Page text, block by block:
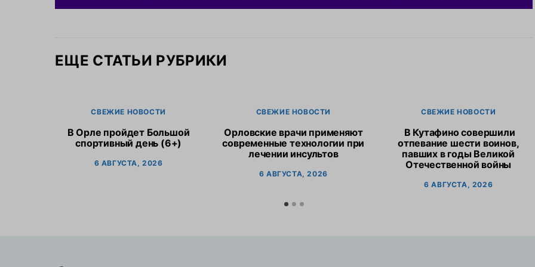
ЕЩЕ СТАТЬИ РУБРИКИ
СВЕЖИЕ НОВОСТИ
В Орле пройдет Большой
спортивный день (6+)
6 АВГУСТА, 2026
СВЕЖИЕ НОВОСТИ
Орловские врачи применяют
современные технологии при
лечении инсультов
6 АВГУСТА, 2026
СВЕЖИЕ НОВОСТИ
В Кутафино совершили
отпевание шести воинов,
павших в годы Великой
Отечественной войны
6 АВГУСТА, 2026